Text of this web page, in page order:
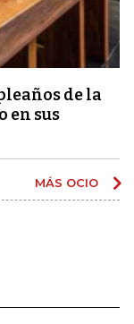
de la
en sus
MÁS OCIO